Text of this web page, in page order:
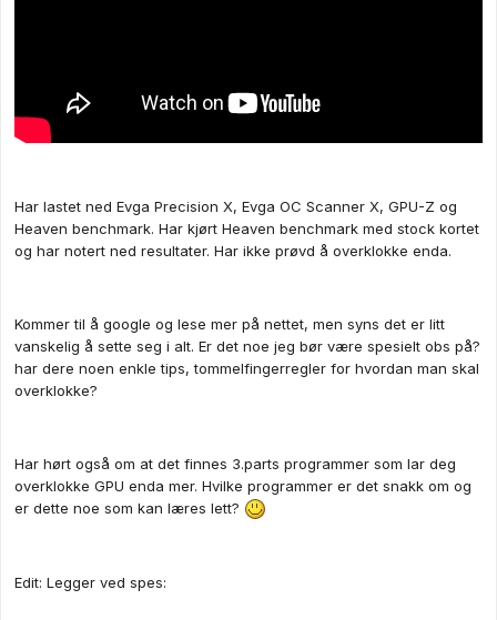
Har lastet ned Evga Precision X, Evga OC Scanner X, GPU-Z og
Heaven benchmark. Har kjørt Heaven benchmark med stock kortet
og har notert ned resultater. Har ikke prøvd å overklokke enda.
Kommer til å google og lese mer på nettet, men syns det er litt
vanskelig å sette seg i alt. Er det noe jeg bør være spesielt obs på?
har dere noen enkle tips, tommelfingerregler for hvordan man skal
overklokke?
Har hørt også om at det finnes 3.parts programmer som lar deg
overklokke GPU enda mer. Hvilke programmer er det snakk om og
er dette noe som kan læres lett?
Edit: Legger ved spes: